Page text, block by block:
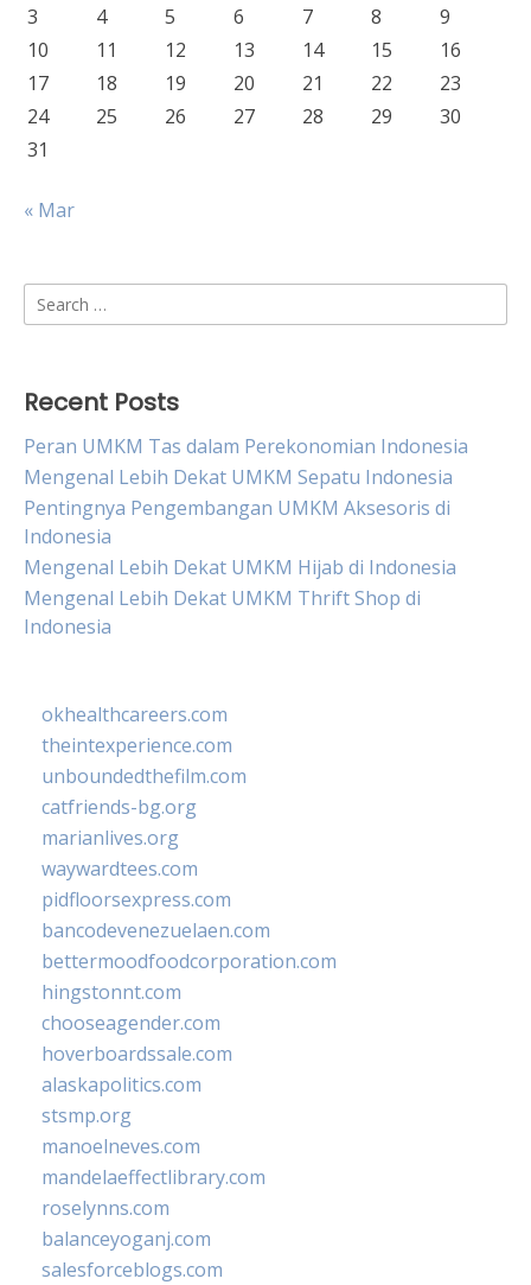
3 4 5 6 7 8
9
10
11 12 13 14 15
16
17
18 19 20 21 22
23
24
25 26 27 28 29
30
31
« Mar
Search
for:
Recent Posts
Peran UMKM Tas dalam Perekonomian Indonesia
Mengenal Lebih Dekat UMKM Sepatu Indonesia
Pentingnya Pengembangan UMKM Aksesoris di
Indonesia
Mengenal Lebih Dekat UMKM Hijab di Indonesia
Mengenal Lebih Dekat UMKM Thrift Shop di
Indonesia
okhealthcareers.com
theintexperience.com
unboundedthefilm.com
catfriends-bg.org
marianlives.org
waywardtees.com
pidfloorsexpress.com
bancodevenezuelaen.com
bettermoodfoodcorporation.com
hingstonnt.com
chooseagender.com
hoverboardssale.com
alaskapolitics.com
stsmp.org
manoelneves.com
mandelaeffectlibrary.com
roselynns.com
balanceyoganj.com
salesforceblogs.com